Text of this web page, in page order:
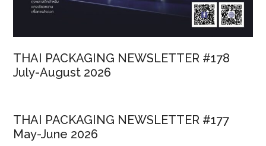
THAI PACKAGING NEWSLETTER #178
July-August 2026
THAI PACKAGING NEWSLETTER #177
May-June 2026